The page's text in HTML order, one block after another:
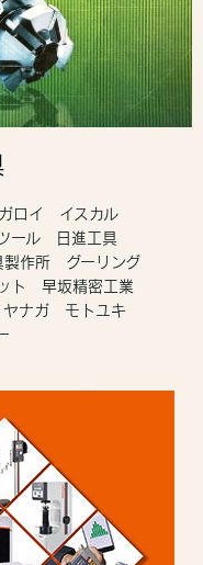
ロイ イスカル
ール 日進工具
製作所 グーリング
ト 早坂精密工業
ナガ モトユキ